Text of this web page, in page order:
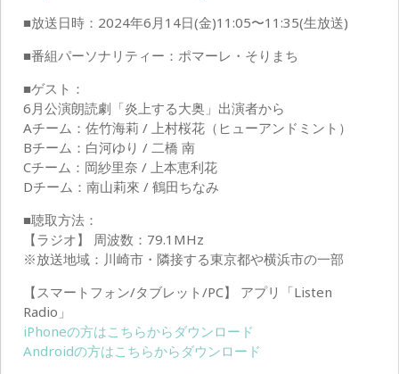
■放送日時：2024年6月14日(金)11:05〜11:35(生放送)
■番組パーソナリティー：ポマーレ・そりまち
■ゲスト：
6月公演朗読劇「炎上する大奥」出演者から
Aチーム：佐竹海莉 / 上村桜花（ヒューアンドミント）
Bチーム：白河ゆり / 二橋 南
Cチーム：岡紗里奈 / 上本恵利花
Dチーム：南山莉來 / 鶴田ちなみ
■聴取方法：
【ラジオ】 周波数：79.1MHz
※放送地域：川崎市・隣接する東京都や横浜市の一部
【スマートフォン/タブレット/PC】 アプリ「Listen
Radio」
iPhoneの方はこちらからダウンロード
Androidの方はこちらからダウンロード